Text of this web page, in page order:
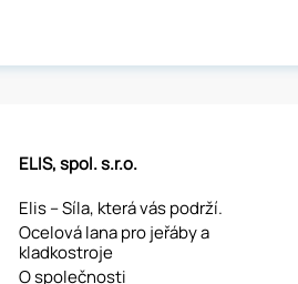
ELIS, spol. s.r.o.
Elis – Síla, která vás podrží.
Ocelová lana pro jeřáby a
kladkostroje
O společnosti